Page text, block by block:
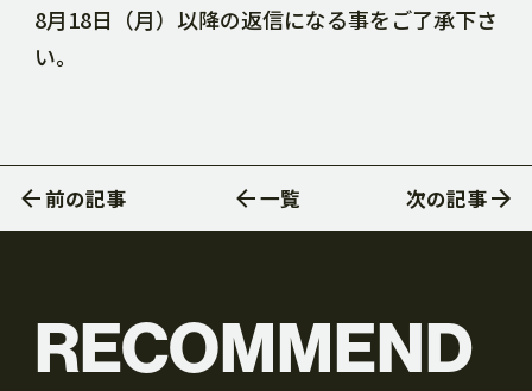
CONTACT
8月18日（月）以降の返信になる事をご了承下さ
い。
前の記事 一覧 次の記事
RECOMMEND